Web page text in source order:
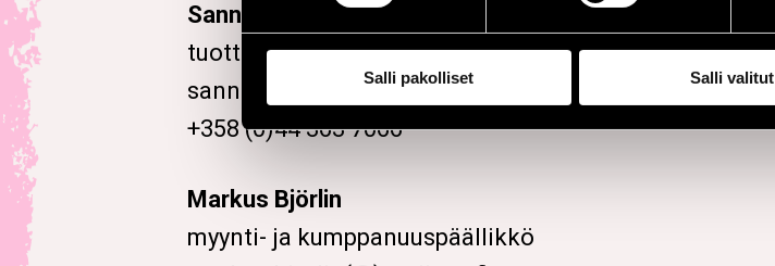
Salli pakolliset Salli valitut
Sanna Grönmark
tuottaja
sanna.gronmark(@)porijazz.fi
+358 (0)44 363 7066
Markus Björlin
myynti- ja kumppanuuspäällikkö